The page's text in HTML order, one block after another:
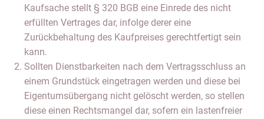
Kaufsache stellt § 320 BGB eine Einrede des nicht
erfüllten Vertrages dar, infolge derer eine
Zurückbehaltung des Kaufpreises gerechtfertigt sein
kann.
Sollten Dienstbarkeiten nach dem Vertragsschluss an
einem Grundstück eingetragen werden und diese bei
Eigentumsübergang nicht gelöscht werden, so stellen
diese einen Rechtsmangel dar, sofern ein lastenfreier